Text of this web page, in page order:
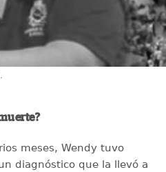
meses, Wendy tuvo
diagnóstico que la llevó a